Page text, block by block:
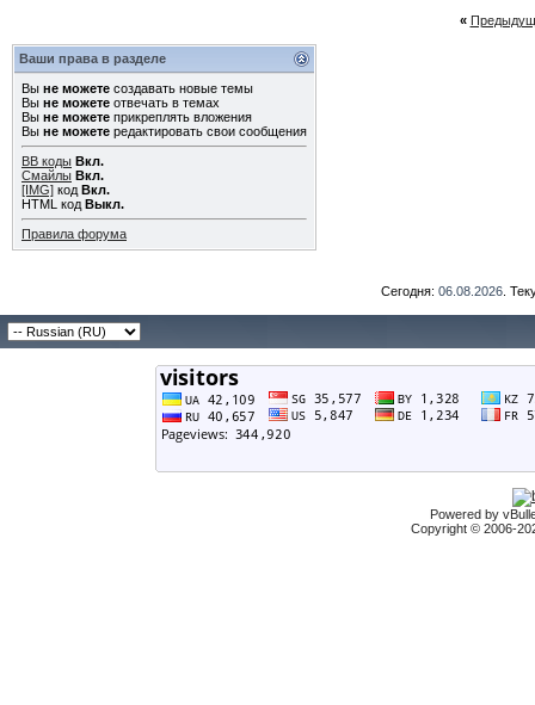
«
Ваши права в разделе
Вы не можете создавать новые темы
Вы не можете отвечать в темах
Вы не можете прикреплять вложения
Вы не можете редактировать свои сообщения
BB коды Вкл.
Смайлы Вкл.
[IMG] код Вкл.
HTML код Выкл.
Правила форума
Сегодня: 06.08.2026 .
Powered by
Copyright © 2006-